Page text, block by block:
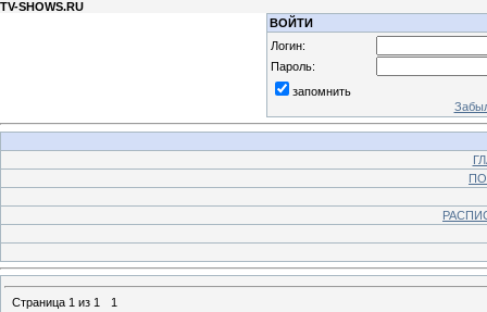
TV-SHOWS.RU
ВОЙТИ
Логин:
Пароль:
запомнить
Страница 1 из 1
1